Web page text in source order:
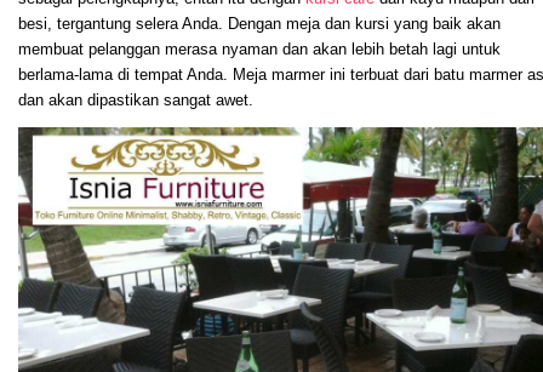
besi, tergantung selera Anda. Dengan meja dan kursi yang baik akan
membuat pelanggan merasa nyaman dan akan lebih betah lagi untuk
berlama-lama di tempat Anda. Meja marmer ini terbuat dari batu marmer
dan akan dipastikan sangat awet.